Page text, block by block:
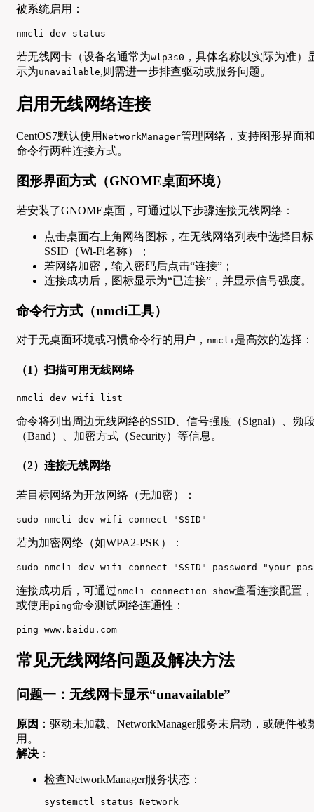
被系统启用：
nmcli dev status
若无线网卡（设备名通常为wlp3s0 ，具体名称以实际为准）
示为unavailable,则需进一步排查驱动或服务问题。
启用无线网络连接
CentOS7默认使用 NetworkManager管理网络，支持图形界面
命令行两种连接方式。
图形界面方式（GNOME桌面环境）
若安装了GNOME桌面，可通过以下步骤连接无线网络：
点击桌面右上角网络图标，在无线网络列表中选择目标
SSID（Wi-Fi名称）；
若网络加密，输入密码后点击“连接”；
连接成功后，图标显示为“已连接”，并显示信号强度。
命令行方式（nmcli工具）
对于无桌面环境或习惯命令行的用户， nmcli是高效的选择：
（1）扫描可用无线网络
nmcli dev wifi list
命令将列出周边无线网络的SSID、信号强度（Signal）、频
（Band）、加密方式（Security）等信息。
（2）连接无线网络
若目标网络为开放网络（无加密）：
sudo nmcli dev wifi connect "SSID"
若为加密网络（如WPA2-PSK）：
sudo nmcli dev wifi connect "SSID" password
连接成功后，可通过nmcli connection show查看连接配置，
或使用 ping命令测试网络连通性：
ping www.baidu.com
常见无线网络问题及解决方法
问题一：无线网卡显示“unavailable”
原因 ：驱动未加载、NetworkManager服务未启动，或硬件被
用。
解决 ：
检查NetworkManager服务状态：
systemctl status Network